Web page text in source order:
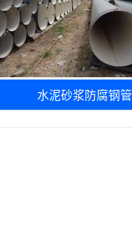
水泥砂浆防腐钢管